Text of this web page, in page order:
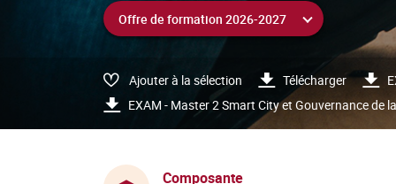
Ajouter à la sélection Télécharger
EXAM - Master 2 Smart City et Gouvernance de
Composante